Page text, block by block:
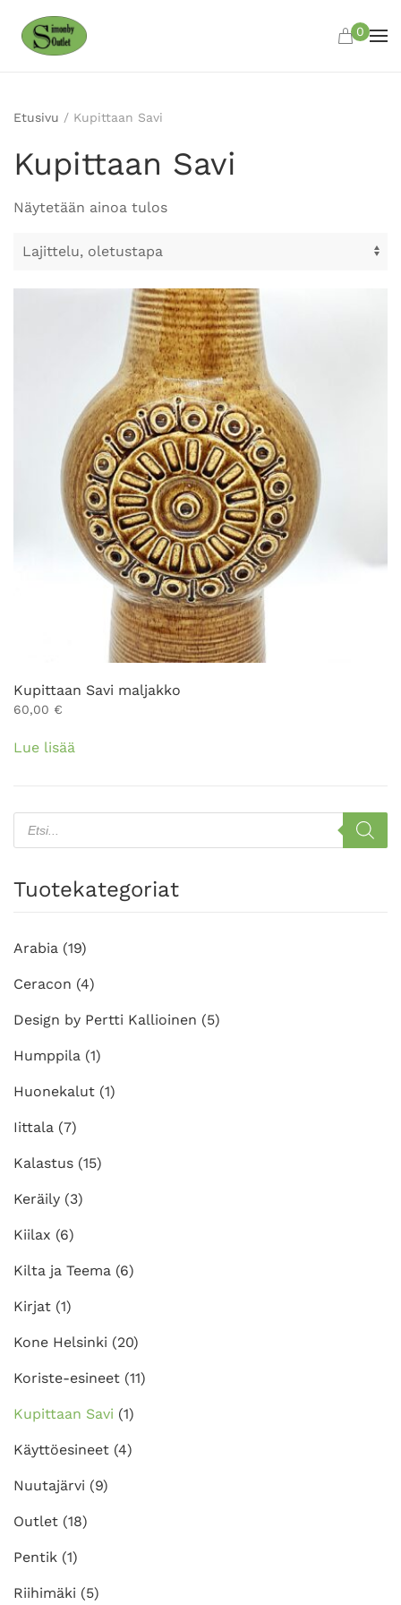
Skip to main content
0
Etusivu / Kupittaan Savi
Kupittaan Savi
Näytetään ainoa tulos
Kupittaan Savi maljakko
60,00 €
Lue lisää
Products
search
Tuotekategoriat
Arabia (19)
Ceracon (4)
Design by Pertti Kallioinen (5)
Humppila (1)
Huonekalut (1)
Iittala (7)
Kalastus (15)
Keräily (3)
Kiilax (6)
Kilta ja Teema (6)
Kirjat (1)
Kone Helsinki (20)
Koriste-esineet (11)
Kupittaan Savi (1)
Käyttöesineet (4)
Nuutajärvi (9)
Outlet (18)
Pentik (1)
Riihimäki (5)